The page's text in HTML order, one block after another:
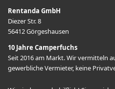
Rentanda GmbH
Diezer Str. 8
56412 Görgeshausen
10 Jahre Camperfuchs
Seit 2016 am Markt. Wir vermitteln
gewerbliche Vermieter, keine